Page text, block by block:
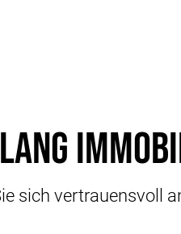
sich vertrauensvoll